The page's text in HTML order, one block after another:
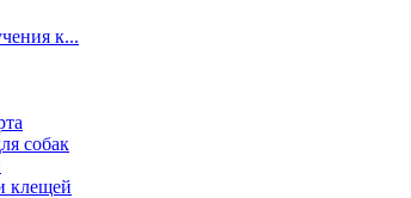
к...
собак
клещей